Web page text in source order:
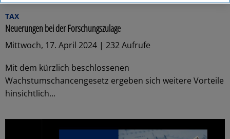
TAX
Neuerungen bei der Forschungszulage
Mittwoch, 17. April 2024 | 232 Aufrufe
Mit dem kürzlich beschlossenen
Wachstumschancengesetz ergeben sich weitere Vorteile
hinsichtlich...